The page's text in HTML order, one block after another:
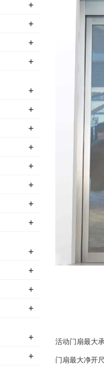
活动门扇最大
门扇最大净开
+
+
+
+
+
+
+
+
+
+
+
+
+
+
+
+
+
+